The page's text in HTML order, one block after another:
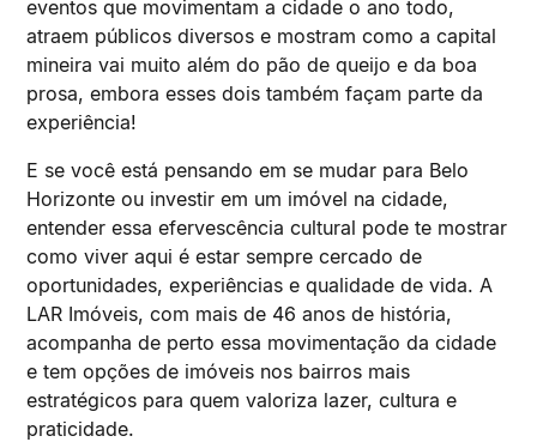
eventos que movimentam a cidade o ano todo,
atraem públicos diversos e mostram como a capital
mineira vai muito além do pão de queijo e da boa
prosa, embora esses dois também façam parte da
experiência!
E se você está pensando em se mudar para Belo
Horizonte ou investir em um imóvel na cidade,
entender essa efervescência cultural pode te mostrar
como viver aqui é estar sempre cercado de
oportunidades, experiências e qualidade de vida. A
LAR Imóveis, com mais de 46 anos de história,
acompanha de perto essa movimentação da cidade
e tem opções de imóveis nos bairros mais
estratégicos para quem valoriza lazer, cultura e
praticidade.